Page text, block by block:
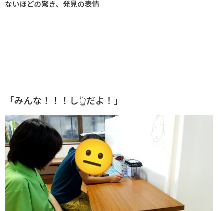
ないほどの驚き、発見の表情
「みんな！！！し👆だよ！」